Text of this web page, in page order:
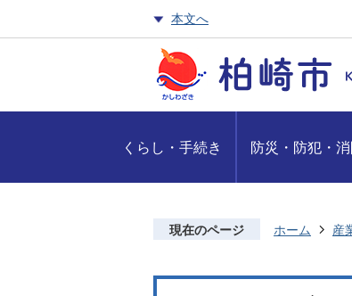
本文へ
くらし・手続き 防災・防犯・
現在のページ ホーム 産